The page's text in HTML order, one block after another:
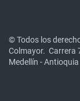
© Todos los
Colmayor. Carrera
Medellín -